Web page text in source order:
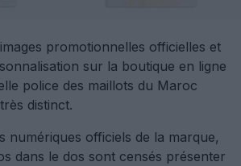
promotionnelles officielles et
sur la boutique en ligne
police des maillots du Maroc
distinct.
numériques officiels de la marque,
dans le dos sont censés présenter